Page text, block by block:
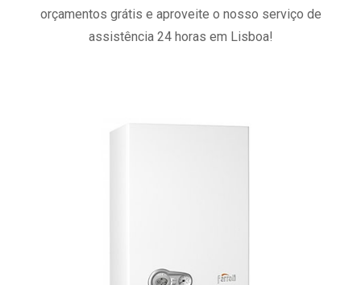
orçamentos grátis e aproveite o nosso serviço de
assistência 24 horas em Lisboa!